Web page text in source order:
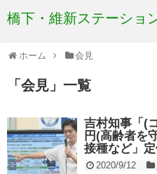
橋下・維新ステーショ
ホーム 会見
「 会見 」 一覧
吉村知事「(
円(高齢者を
接種など」
2020/9/12